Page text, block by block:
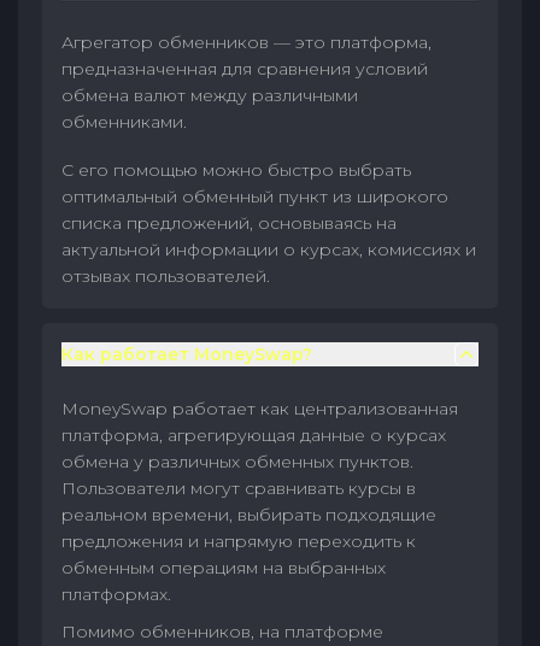
Агрегатор обменников — это платформа,
предназначенная для сравнения условий
обмена валют между различными
обменниками.
С его помощью можно быстро выбрать
оптимальный обменный пункт из широкого
списка предложений, основываясь на
актуальной информации о курсах, комиссиях и
отзывах пользователей.
Как работает MoneySwap?
MoneySwap работает как централизованная
платформа, агрегирующая данные о курсах
обмена у различных обменных пунктов.
Пользователи могут сравнивать курсы в
реальном времени, выбирать подходящие
предложения и напрямую переходить к
обменным операциям на выбранных
платформах.
Помимо обменников, на платформе